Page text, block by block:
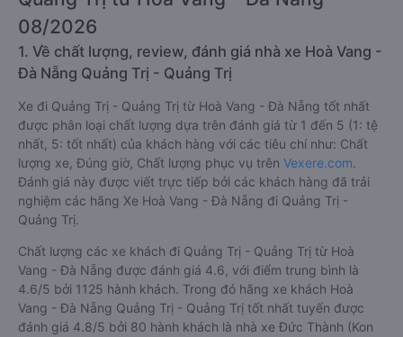
08/2026
1. Về chất lượng, review, đánh giá nhà xe Hoà Vang -
Đà Nẵng Quảng Trị - Quảng Trị
Xe đi Quảng Trị - Quảng Trị từ Hoà Vang - Đà Nẵng tốt nhất
được phân loại chất lượng dựa trên đánh giá từ 1 đến 5 (1: tệ
nhất, 5: tốt nhất) của khách hàng với các tiêu chí như: Chất
lượng xe, Đúng giờ, Chất lượng phục vụ trên Vexere.com.
Đánh giá này được viết trực tiếp bởi các khách hàng đã trải
nghiệm các hãng Xe Hoà Vang - Đà Nẵng đi Quảng Trị -
Quảng Trị.
Chất lượng các xe khách đi Quảng Trị - Quảng Trị từ Hoà
Vang - Đà Nẵng được đánh giá 4.6, với điểm trung bình là
4.6/5 bởi 1125 hành khách. Trong đó hãng xe khách Hoà
Vang - Đà Nẵng Quảng Trị - Quảng Trị tốt nhất tuyến được
đánh giá 4.8/5 bởi 80 hành khách là nhà xe Đức Thành (Kon